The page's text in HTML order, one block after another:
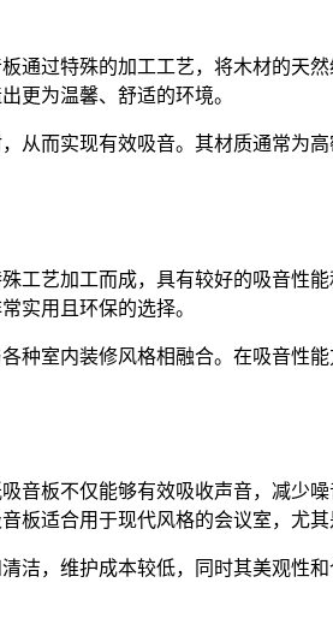
通过特殊的加工工艺，将木材的天
更为温馨、舒适的环境。
从而实现有效吸音。其材质通常为
工艺加工而成，具有较好的吸音性
实用且环保的选择。
种室内装修风格相融合。在吸音性
音板不仅能够有效吸收声音，减少
适合用于现代风格的会议室，尤
，维护成本较低，同时其美观性